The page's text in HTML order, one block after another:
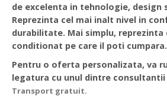
de excelenta in tehnologie, design
Reprezinta cel mai inalt nivel in
durabilitate. Mai simplu, reprezinta
conditionat pe care il poti cumpara.
Pentru o oferta personalizata, va
legatura cu unul dintre
Transport gratuit.